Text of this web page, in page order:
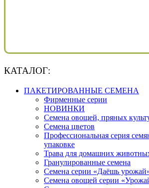
КАТАЛОГ:
ПАКЕТИРОВАННЫЕ СЕМЕНА
Фирменные серии
НОВИНКИ
Семена овощей, пряных
Семена цветов
Профессиональная серия
упаковке
Трава для домашних
Гранулированные семена
Семена серии «Даёшь
Семена овощей серии